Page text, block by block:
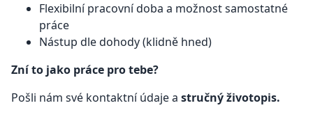
Flexibilní pracovní doba a možnost samostatné
práce
Nástup dle dohody (klidně hned)
Zní to jako práce pro tebe?
Pošli nám své kontaktní údaje a stručný životopis.